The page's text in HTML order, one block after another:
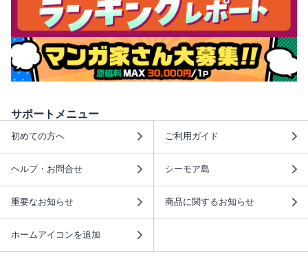
サポートメニュー
初めての方へ ご利用ガイド
ヘルプ・お問合せ シーモア島
重要なお知らせ 商品に関するお知らせ
ホームアイコンを追加